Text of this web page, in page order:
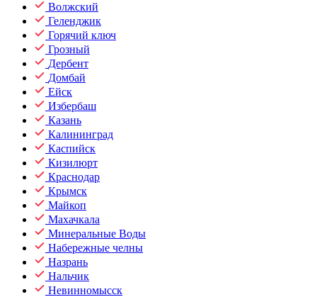
Волжский
Геленджик
Горячий ключ
Грозный
Дербент
Домбай
Ейск
Избербаш
Казань
Калининград
Каспийск
Кизилюрт
Краснодар
Крымск
Майкоп
Махачкала
Минеральные Воды
Набережные челны
Назрань
Нальчик
Невинномысск